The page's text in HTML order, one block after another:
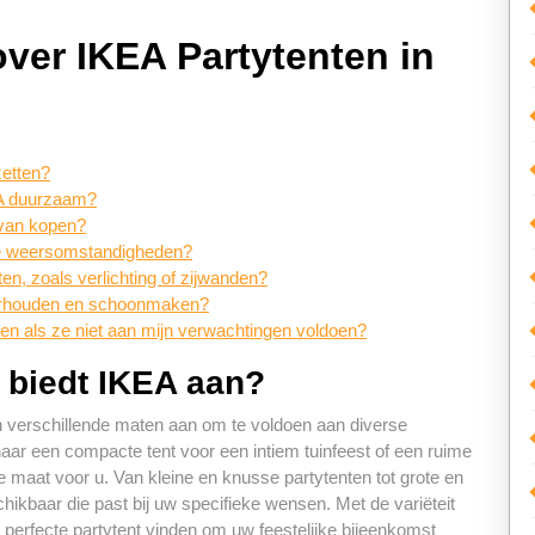
IKEA Partytenten in
duurzaam?
kopen?
zoals verlichting of zijwanden?
en schoonmaken?
als ze niet aan mijn verwachtingen voldoen?
IKEA aan?
maten aan om te voldoen aan diverse
een compacte tent voor een intiem tuinfeest of een ruime
voor u. Van kleine en knusse partytenten tot grote en
die past bij uw specifieke wensen. Met de variëteit
partytent vinden om uw feestelijke bijeenkomst